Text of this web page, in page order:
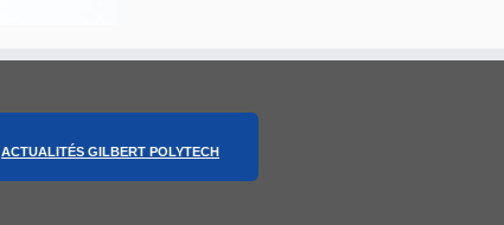
ACTUALITÉS GILBERT POLYTECH